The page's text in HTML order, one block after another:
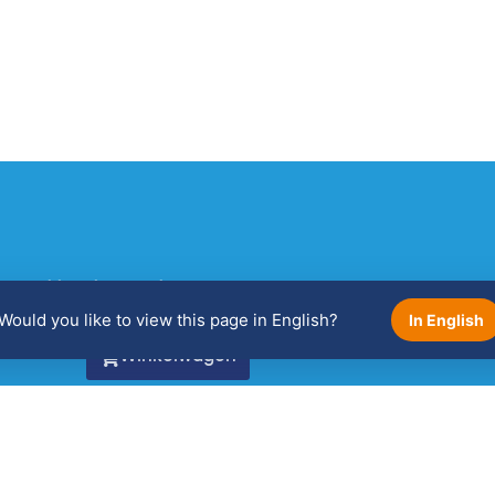
Winkelwagen
you like to view this page in English? In English